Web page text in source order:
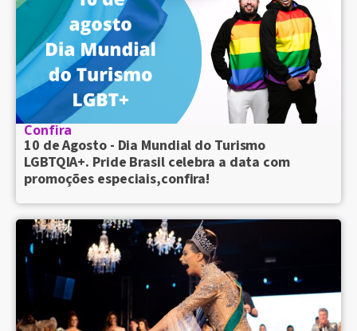
Confira
10 de Agosto - Dia Mundial do Turismo
LGBTQIA+. Pride Brasil celebra a data com
promoções especiais,confira!